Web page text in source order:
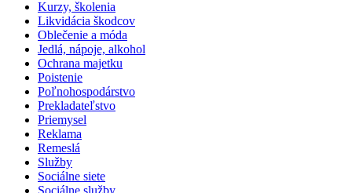
Kurzy, školenia
Likvidácia škodcov
Oblečenie a móda
Jedlá, nápoje, alkohol
Ochrana majetku
Poistenie
Poľnohospodárstvo
Prekladateľstvo
Priemysel
Reklama
Remeslá
Služby
Sociálne siete